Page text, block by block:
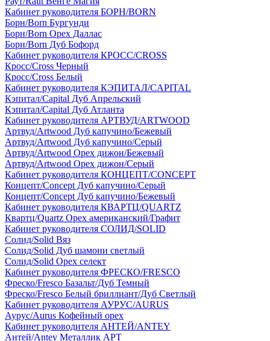
Кабинет руководителя БОРН/BORN
Борн/Born Бургунди
Борн/Born Орех Даллас
Борн/Born Дуб Бофорд
Кабинет руководителя КРОСС/CROSS
Кросс/Cross Черный
Кросс/Cross Белый
Кабинет руководителя КЭПИТАЛ/CAPITAL
Кэпитал/Capital Дуб Апрельский
Кэпитал/Capital Дуб Атланта
Кабинет руководителя АРТВУД/ARTWOOD
Артвуд/Artwood Дуб капучино/Бежевый
Артвуд/Artwood Дуб капучино/Серый
Артвуд/Artwood Орех дижон/Бежевый
Артвуд/Artwood Орех дижон/Серый
Кабинет руководителя КОНЦЕПТ/CONCEPT
Концепт/Concept Дуб капучино/Серый
Концепт/Concept Дуб капучино/Бежевый
Кабинет руководителя КВАРТЦ/QUARTZ
Квартц/Quartz Орех американский/Графит
Кабинет руководителя СОЛИД/SOLID
Солид/Solid Вяз
Солид/Solid Дуб шамони светлый
Солид/Solid Орех селект
Кабинет руководителя ФРЕСКО/FRESCO
Фреско/Fresco Базальт/Дуб Темный
Фреско/Fresco Белый бриллиант/Дуб Светлый
Кабинет руководителя АУРУС/AURUS
Аурус/Aurus Кофейный орех
Кабинет руководителя АНТЕЙ/ANTEY
Антей/Antey Металлик АРТ